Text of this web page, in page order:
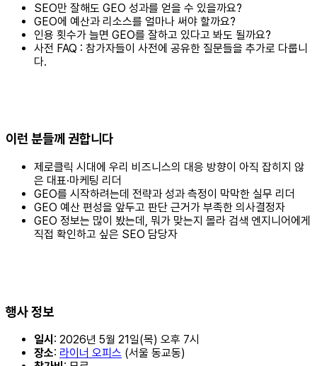
SEO만 잘해도 GEO 성과를 얻을 수 있을까요?
GEO에 예산과 리소스를 얼마나 써야 할까요?
인용 횟수가 늘면 GEO를 잘하고 있다고 봐도 될까요?
사전 FAQ : 참가자들이 사전에 공유한 질문들을 추가로 다룹니
다.
이런 분들께 권합니다
제로클릭 시대에 우리 비즈니스의 대응 방향이 아직 잡히지 않
은 대표·마케팅 리더
GEO를 시작하려는데 전략과 성과 측정이 막막한 실무 리더
GEO 예산 편성을 앞두고 판단 근거가 부족한 의사결정자
GEO 정보는 많이 봤는데, 뭐가 맞는지 몰라 검색 엔지니어에게
직접 확인하고 싶은 SEO 담당자
행사 정보
일시 : 2026년 5월 21일(목) 오후 7시
장소: 라이너 오피스 (서울 동교동)